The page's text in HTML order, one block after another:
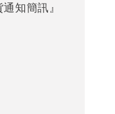
知簡訊』